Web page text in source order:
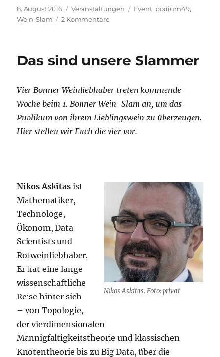
Veröffentlicht
am
8. August 2016 Kategorien
Veranstaltungen Schlagwörter
Event, podium49,
Wein-Slam
2 Kommentarezu
Slam
Premiere
war
voller
Erfolg
Das sind unsere Slammer
Vier Bonner Weinliebhaber treten kommende
Woche beim 1. Bonner Wein-Slam an, um das
Publikum von ihrem Lieblingswein zu überzeugen.
Hier stellen wir Euch die vier vor.
Nikos Askitas. Foto: privat
Nikos Askitas ist
Mathematiker,
Technologe,
Ökonom, Data
Scientists und
Rotweinliebhaber.
Er hat eine lange
wissenschaftliche
Reise hinter sich
– von Topologie,
der vierdimensionalen
Mannigfaltigkeitstheorie und klassischen
Knotentheorie bis zu Big Data, über die